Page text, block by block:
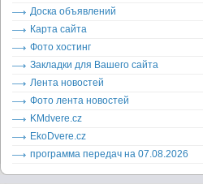
Доска объявлений
Карта сайта
Фото хостинг
Закладки для Вашего сайта
Лента новостей
Фото лента новостей
KMdvere.cz
EkoDvere.cz
программа передач на 07.08.2026